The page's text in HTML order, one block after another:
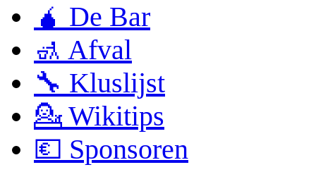
🧉 De Bar
🚮 Afval
🔧 Kluslijst
💁 Wikitips
💶 Sponsoren